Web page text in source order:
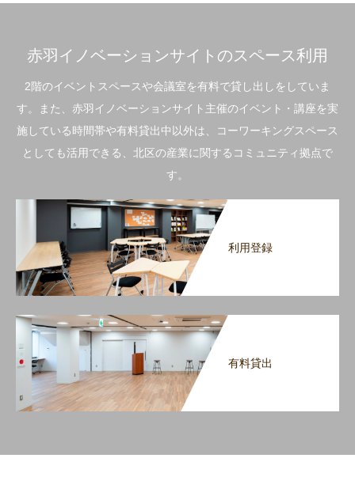
赤羽イノベーションサイトのスペース利用
2階のイベントスペースや会議室を有料で貸し出しをしていま
す。また、赤羽イノベーションサイト主催のイベント・講座を実
施している時間帯や有料貸出中以外は、コーワーキングスペース
としても活用できる、北区の産業に関するコミュニティ拠点で
す。
利用登録
有料貸出